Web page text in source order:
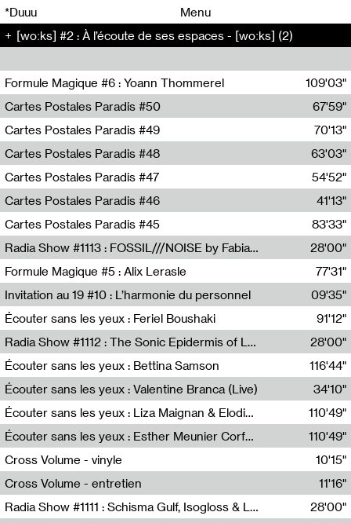
*Duuu
Menu
[woːks] #2 : À l’écoute de ses espaces - [woːks] (2)
Formule Magique #6 : Yoann Thommerel
Nathalie Lacroix,Yoann Thommerel
109'03"
Cartes Postales Paradis #50
Zoé Leroux
67'59"
Cartes Postales Paradis #49
Aurore Portales
70'13"
Cartes Postales Paradis #48
Mathias Dupaquier
63'03"
Cartes Postales Paradis #47
Raymond Engramer
54'52"
Cartes Postales Paradis #46
Sarah Banville
41'13"
Cartes Postales Paradis #45
Mateo Cuin
83'33"
Radia Show #1113 : FOSSIL///NOISE by Fabiana Gibim / Wave Farm
Wave Farm
28'00"
Formule Magique #5 : Alix Lerasle
Nathalie Lacroix
77'31"
Invitation au 19 #10 : L’harmonie du personnel
19, CRAC
09'35"
Écouter sans les yeux : Feriel Boushaki
Feriel Boushaki
91'12"
Radia Show #1112 : The Sonic Epidermis of Lake Léman by Paul Courlet / Guest Slot
28'00"
Écouter sans les yeux : Bettina Samson
Bettina Samson
116'44"
Écouter sans les yeux : Valentine Branca (Live)
Valentine Branca
34'10"
Écouter sans les yeux : Liza Maignan & Elodie Lecat
Liza Maignan,Elodie Lecat
110'49"
Écouter sans les yeux : Esther Meunier Corfdyr
Esther Meunier Corfdyr
110'49"
Cross Volume - vinyle
10'15"
Cross Volume - entretien
11'16"
Radia Show #1111 : Schisma Gulf, Isogloss & Lament For The Old Clock By Harvey Young / Resonance
28'00"
00 00
00 00